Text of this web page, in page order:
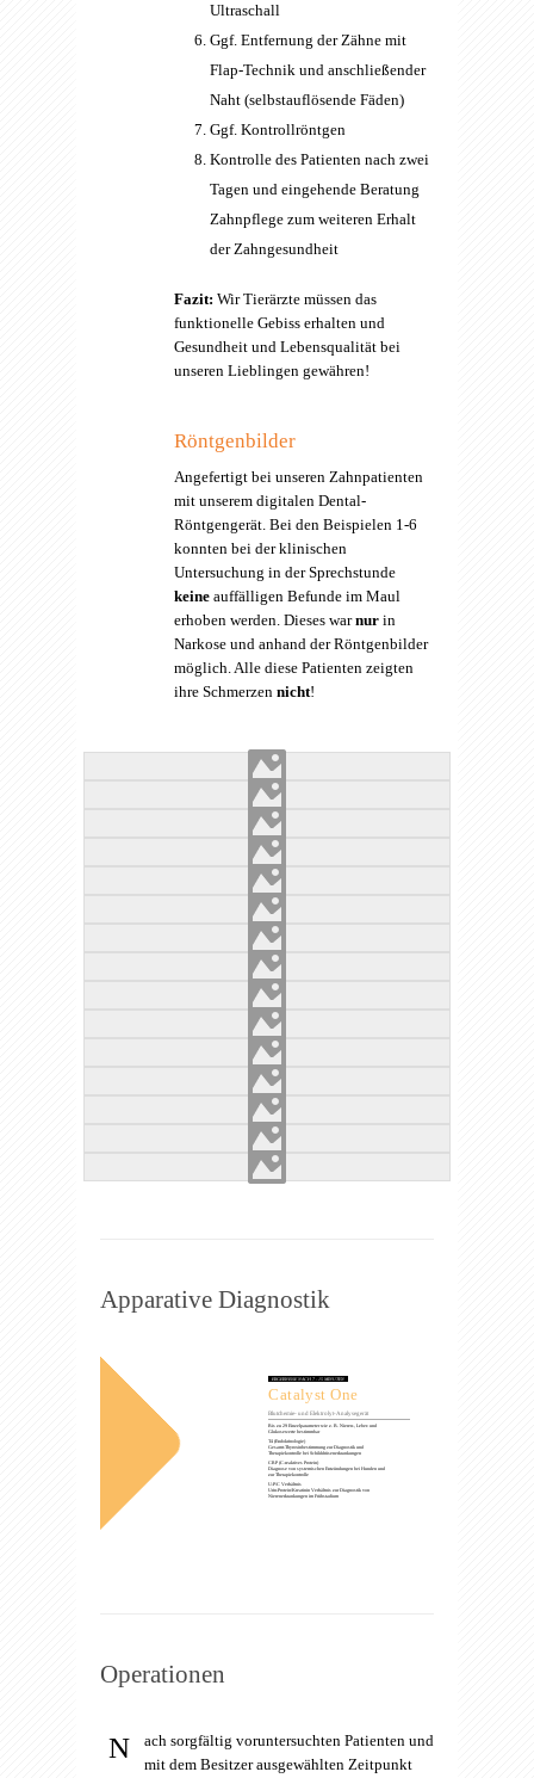
Ultraschall
Ggf. Entfernung der Zähne mit
Flap-Technik und anschließender
Naht (selbstauflösende Fäden)
Ggf. Kontrollröntgen
Kontrolle des Patienten nach zwei
Tagen und eingehende Beratung
Zahnpflege zum weiteren Erhalt
der Zahngesundheit
Fazit: Wir Tierärzte müssen das
funktionelle Gebiss erhalten und
Gesundheit und Lebensqualität bei
unseren Lieblingen gewähren!
Röntgenbilder
Angefertigt bei unseren Zahnpatienten
mit unserem digitalen Dental-
Röntgengerät. Bei den Beispielen 1-6
konnten bei der klinischen
Untersuchung in der Sprechstunde
keine auffälligen Befunde im Maul
erhoben werden. Dieses warnur in
Narkose und anhand der Röntgenbilder
möglich. Alle diese Patienten zeigten
ihre Schmerzen nicht!
Apparative Diagnostik
Operationen
N
ach sorgfältig voruntersuchten Patienten und
mit dem Besitzer ausgewählten Zeitpunkt